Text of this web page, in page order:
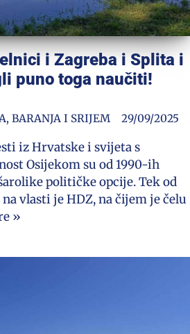
i Zagreba i Splita i
puno toga naučiti!
BARANJA I SRIJEM 29/09/2025
iz Hrvatske i svijeta s
Osijekom su od 1990-ih
političke opcije. Tek od
vlasti je HDZ, na čijem je čelu
»